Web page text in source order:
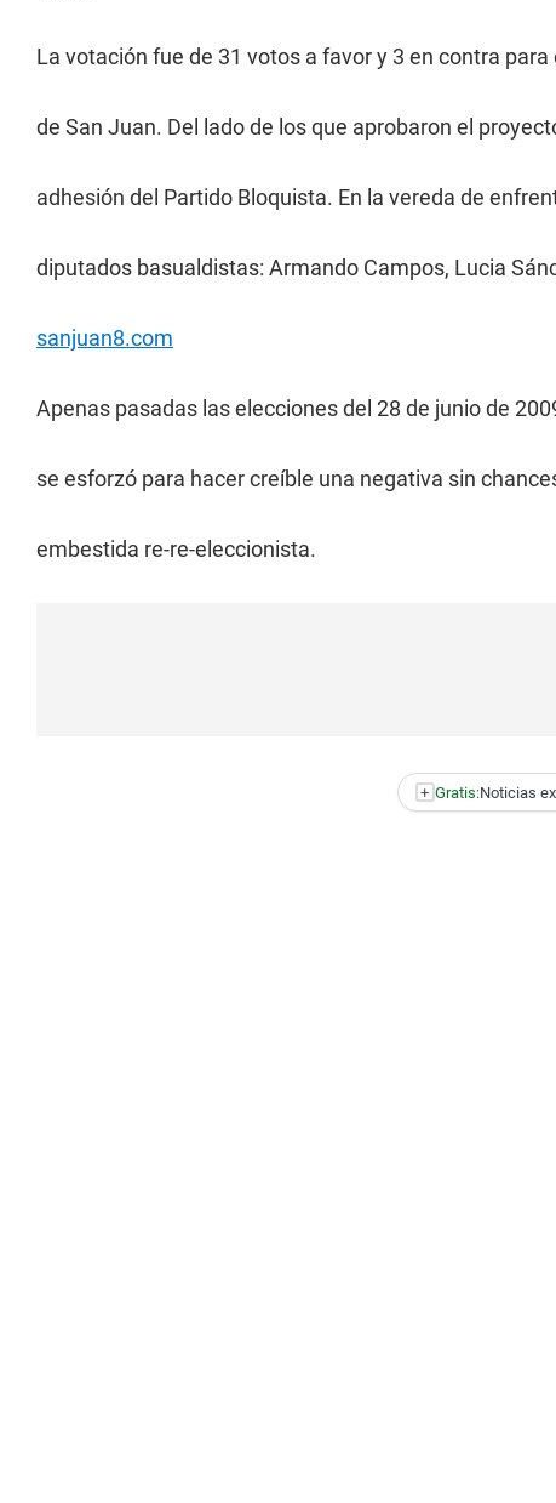
La votación fue de 31 votos a favor y 3 en contra
de San Juan. Del lado de los que aprobaron el
adhesión del Partido Bloquista. En la vereda de
diputados basualdistas: Armando Campos, Lucia
sanjuan8.com
Apenas pasadas las elecciones del 28 de junio de
se esforzó para hacer creíble una negativa sin
embestida re-re-eleccionista.
+ Gratis:Noticias